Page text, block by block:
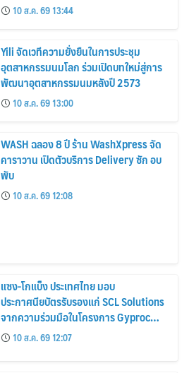
เคาะราคาพิเศษเริ่มเพียง 6,990 บาท
พร้อมของแถมสุดคุ้ม
10 ส.ค. 69 13:44
Yili จัดเวทีความยั่งยืนในการประชุม
อุตสาหกรรมนมโลก ร่วมเปิดบทใหม่สู่การ
พัฒนาอุตสาหกรรมนมหลังปี 2573
10 ส.ค. 69 13:00
WASH ฉลอง 8 ปี ร้าน WashXpress จัด
คาราวาน เปิดตัวบริการ Delivery ซัก อบ
พับ
10 ส.ค. 69 12:08
แซง-โกแบ็ง ประเทศไทย มอบ
ประกาศนียบัตรรับรองแก่ SCL Solutions
จากความร่วมมือในโครงการ Gyproc
Recycling
10 ส.ค. 69 12:07